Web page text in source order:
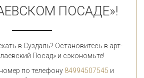
ПОСАДЕ»!
в Суздаль? Остановитесь в арт-
Посад» и сэкономьте!
по телефону 84994507545 и